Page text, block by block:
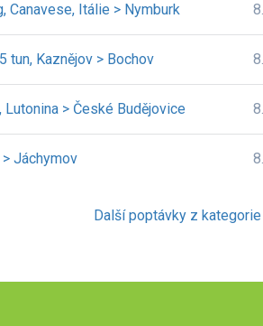
Canavese, Itálie > Nymburk
tun, Kaznějov > Bochov
> České Budějovice
Jáchymov
Další poptávky z